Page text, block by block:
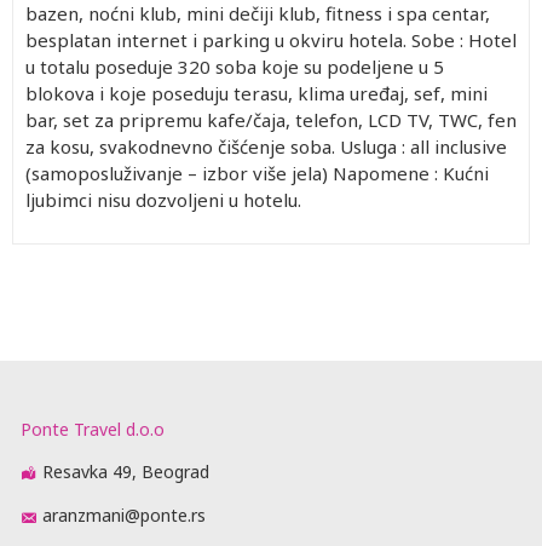
bazen, noćni klub, mini dečiji klub, fitness i spa centar,
besplatan internet i parking u okviru hotela. Sobe : Hotel
u totalu poseduje 320 soba koje su podeljene u 5
blokova i koje poseduju terasu, klima uređaj, sef, mini
bar, set za pripremu kafe/čaja, telefon, LCD TV, TWC, fen
za kosu, svakodnevno čišćenje soba. Usluga : all inclusive
(samoposluživanje – izbor više jela) Napomene : Kućni
ljubimci nisu dozvoljeni u hotelu.
Ponte Travel d.o.o
Resavka 49, Beograd
aranzmani@ponte.rs